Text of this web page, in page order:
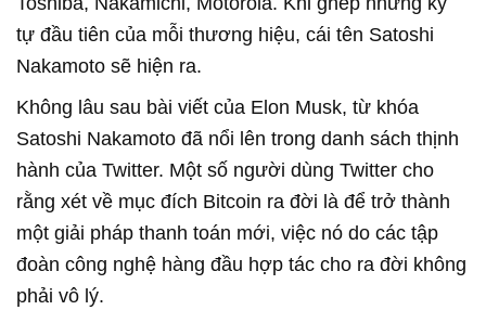
tự đầu tiên của mỗi thương hiệu, cái tên Satoshi
Nakamoto sẽ hiện ra.
Không lâu sau bài viết của Elon Musk, từ khóa
Satoshi Nakamoto đã nổi lên trong danh sách thịnh
hành của Twitter. Một số người dùng Twitter cho
rằng xét về mục đích Bitcoin ra đời là để trở thành
một giải pháp thanh toán mới, việc nó do các tập
đoàn công nghệ hàng đầu hợp tác cho ra đời không
phải vô lý.